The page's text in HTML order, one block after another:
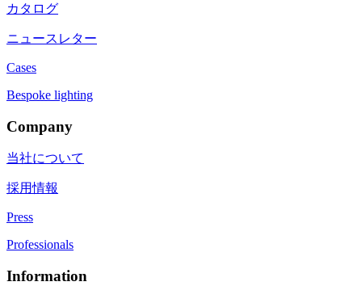
カタログ
ニュースレター
Cases
Bespoke lighting
Company
当社について
採用情報
Press
Professionals
Information